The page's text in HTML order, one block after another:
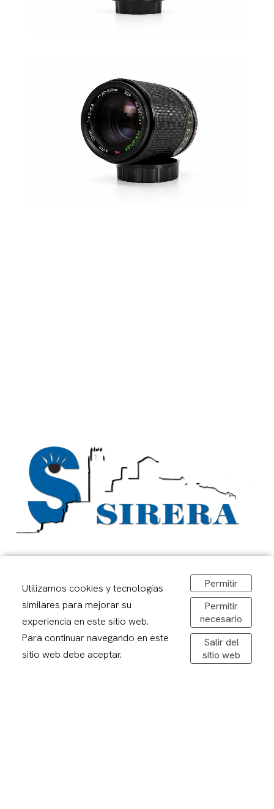
Carrer Alcalde Porqueres, 2, Lleida
973 241878
sirerafoto@gmail.com
Obrir a Google Maps
De dilluns a divendres: 08,30-20,00h
Utilizamos cookies y tecnologías
similares para mejorar su
experiencia en este sitio web.
Para continuar navegando en este
sitio web debe aceptar.
Permitir
Permitir
necesario
Salir del
sitio web